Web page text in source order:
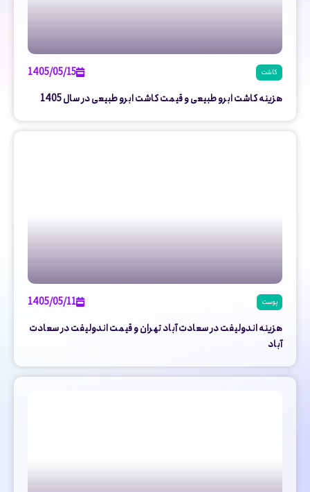
کاشت
1405/05/15
هزینه کاشت ابرو طبیعی و قیمت کاشت ابرو طبیعی در سال 1405
پوست
1405/05/11
هزینه اندولیفت در سعادت آباد تهران و قیمت اندولیفت در سعادت
آباد